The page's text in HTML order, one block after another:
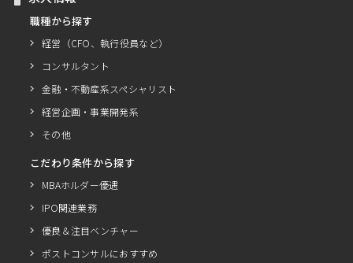
職種から探す
経営（CFO、執行役員など）
コンサルタント
金融・不動産系スペシャリスト
経営企画・事業開発系
その他
こだわり条件から探す
MBAホルダー優遇
IPO関連業務
優良＆注目ベンチャー
ポストコンサルにおすすめ